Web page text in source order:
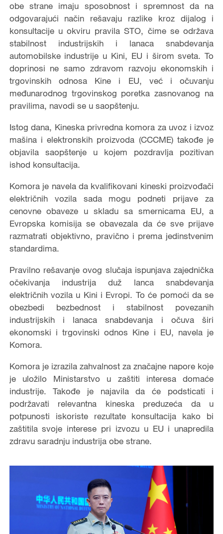
obe strane imaju sposobnost i spremnost da na
odgovarajući način rešavaju razlike kroz dijalog i
konsultacije u okviru pravila STO, čime se održava
stabilnost industrijskih i lanaca snabdevanja
automobilske industrije u Kini, EU i širom sveta. To
doprinosi ne samo zdravom razvoju ekonomskih i
trgovinskih odnosa Kine i EU, već i očuvanju
međunarodnog trgovinskog poretka zasnovanog na
pravilima, navodi se u saopštenju.
Istog dana, Kineska privredna komora za uvoz i izvoz
mašina i elektronskih proizvoda (CCCME) takođe je
objavila saopštenje u kojem pozdravlja pozitivan
ishod konsultacija.
Komora je navela da kvalifikovani kineski proizvođači
električnih vozila sada mogu podneti prijave za
cenovne obaveze u skladu sa smernicama EU, a
Evropska komisija se obavezala da će sve prijave
razmatrati objektivno, pravično i prema jedinstvenim
standardima.
Pravilno rešavanje ovog slučaja ispunjava zajednička
očekivanja industrija duž lanca snabdevanja
električnih vozila u Kini i Evropi. To će pomoći da se
obezbedi bezbednost i stabilnost povezanih
industrijskih i lanaca snabdevanja i očuva širi
ekonomski i trgovinski odnos Kine i EU, navela je
Komora.
Komora je izrazila zahvalnost za značajne napore koje
je uložilo Ministarstvo u zaštiti interesa domaće
industrije. Takođe je najavila da će podsticati i
podržavati relevantna kineska preduzeća da u
potpunosti iskoriste rezultate konsultacija kako bi
zaštitila svoje interese pri izvozu u EU i unapredila
zdravu saradnju industrija obe strane.